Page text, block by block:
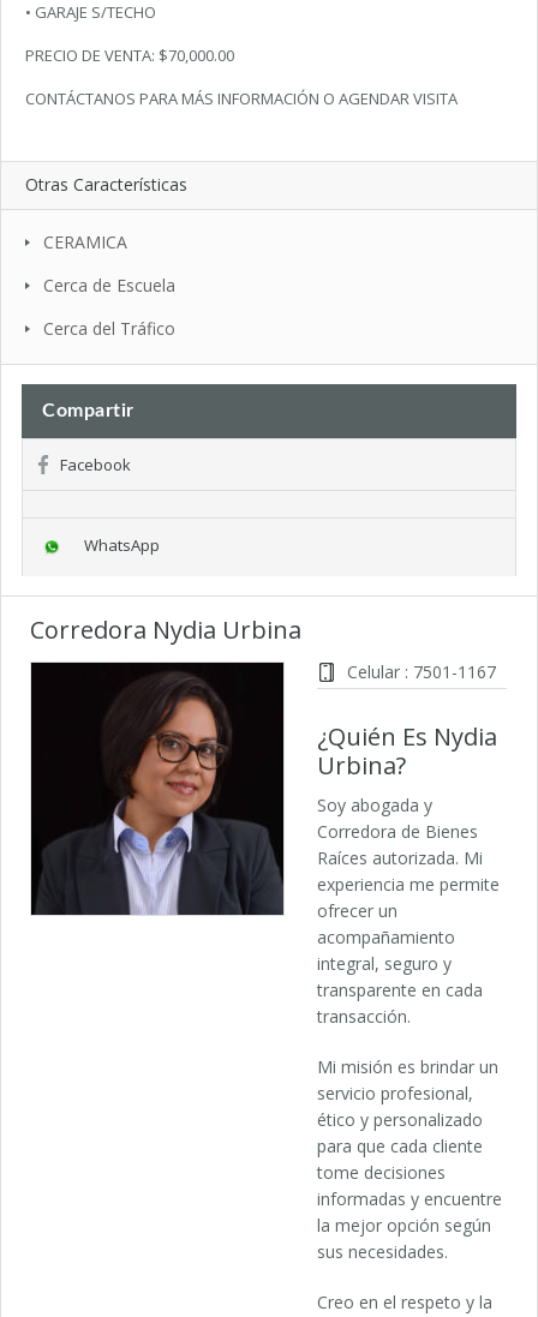
• GARAJE S/TECHO
PRECIO DE VENTA: $70,000.00
CONTÁCTANOS PARA MÁS INFORMACIÓN O AGENDAR VISITA
Otras Características
CERAMICA
Cerca de Escuela
Cerca del Tráfico
Compartir
Facebook
WhatsApp
Corredora Nydia Urbina
Celular : 7501-1167
¿Quién Es Nydia
Urbina?
Soy abogada y
Corredora de Bienes
Raíces autorizada. Mi
experiencia me permite
ofrecer un
acompañamiento
integral, seguro y
transparente en cada
transacción.
Mi misión es brindar un
servicio profesional,
ético y personalizado
para que cada cliente
tome decisiones
informadas y encuentre
la mejor opción según
sus necesidades.
Creo en el respeto y la